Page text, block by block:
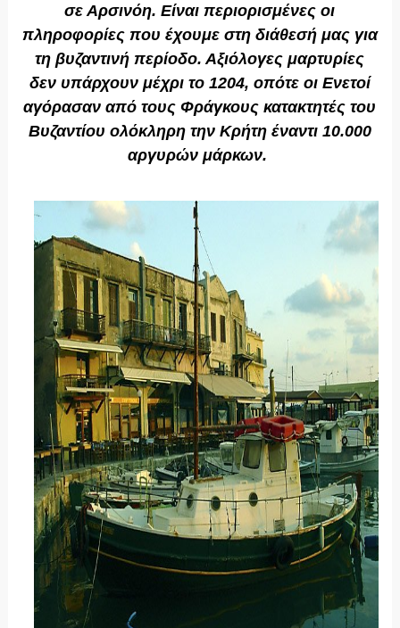
σε Αρσινόη. Είναι περιορισμένες οι
πληροφορίες που έχουμε στη διάθεσή μας για
τη βυζαντινή περίοδο. Αξιόλογες μαρτυρίες
δεν υπάρχουν μέχρι το 1204, οπότε οι Ενετοί
αγόρασαν από τους Φράγκους κατακτητές του
Βυζαντίου ολόκληρη την Κρήτη έναντι 10.000
αργυρών μάρκων.